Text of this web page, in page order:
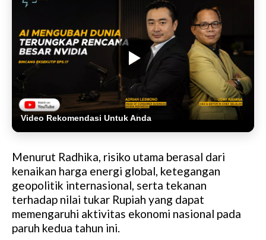
Video Rekomendasi Untuk Anda
Menurut Radhika, risiko utama berasal dari
kenaikan harga energi global, ketegangan
geopolitik internasional, serta tekanan
terhadap nilai tukar Rupiah yang dapat
memengaruhi aktivitas ekonomi nasional pada
paruh kedua tahun ini.